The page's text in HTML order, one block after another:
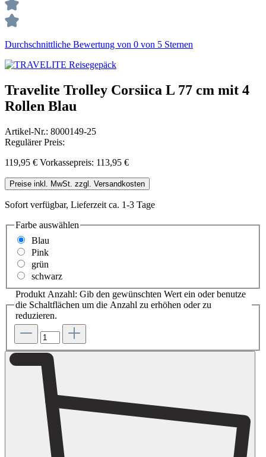
Durchschnittliche Bewertung von 0 von 5 Sternen
Travelite Trolley Corsiica L 77 cm mit 4
Rollen Blau
Artikel-Nr.: 8000149-25
Regulärer Preis:
119,95 € Vorkassepreis: 113,95 €
Preise inkl. MwSt. zzgl. Versandkosten
Sofort verfügbar, Lieferzeit ca. 1-3 Tage
Farbe auswählen
Blau
Pink
grün
schwarz
Produkt Anzahl: Gib den gewünschten Wert ein oder benutze
die Schaltflächen um die Anzahl zu erhöhen oder zu
reduzieren.